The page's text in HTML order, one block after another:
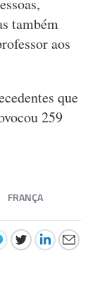
também
aos
que
259
FRANÇA